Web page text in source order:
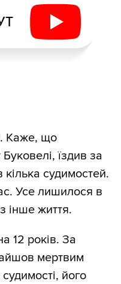
Каже, що
їздив за
кілька судимостей.
Усе лишилося в
інше життя.
12 років. За
мертвим
його